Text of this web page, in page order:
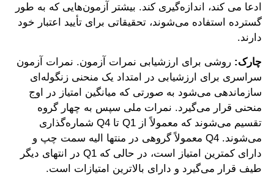
ادعا می کند، اندازه‌گیری کند. بیشتر آزمون‌هایی که به طور
گسترده استفاده می‌شوند، تحقیقاتی برای تأیید اعتبار خود
دارند.
چارک: روشی برای ارزشیابی نمرات آزمون. نمرات آزمون
سراسری برای ارزشیابی در امتداد یک منحنی زنگوله‌ای
سازماندهی می‌شود به صورتی که میانگین امتیاز در اوج
منحنی قرار می‌گیرد. نمرات ملی سپس به چهار گروه
تقسیم می‌شوند که معمولاً از Q1 تا Q4 شماره‌گذاری
می‌شوند. Q4 معمولاً گروهی در منتها الیه سمت چپ و
دارای کمترین امتیاز است، در حالی که Q1 در انتهای دیگر
طیف قرار می‌گیرد و دارای بالاترین امتیازات است.